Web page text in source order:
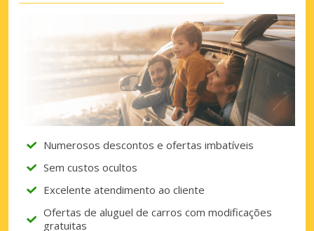
Descontos especiais
Aceda a ofertas exclusivas dos nossos
fornecedores
Numerosos descontos e ofertas imbatíveis
Sem custos ocultos
Excelente atendimento ao cliente
Ofertas de aluguel de carros com modificações
gratuitas